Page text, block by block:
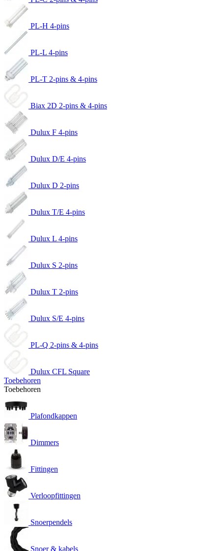
PL-H 4-pins
PL-L 4-pins
PL-T 2-pins & 4-pins
Biax 2D 2-pins & 4-pins
Dulux F 4-pins
Dulux D/E 4-pins
Dulux D 2-pins
Dulux T/E 4-pins
Dulux L 4-pins
Dulux S 2-pins
Dulux T 2-pins
Dulux S/E 4-pins
PL-Q 2-pins & 4-pins
Dulux CFL Square
Toebehoren
Toebehoren
Plafondkappen
Dimmers
Fittingen
Verloopfittingen
Snoerpendels
Snoer & kabels